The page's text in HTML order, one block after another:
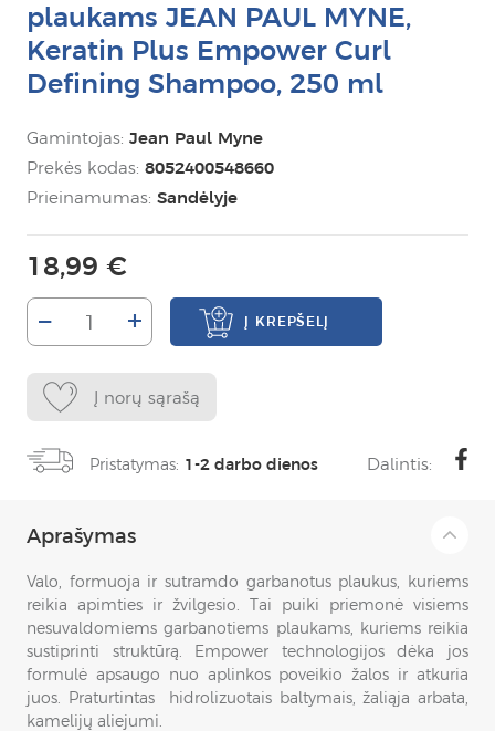
plaukams JEAN PAUL MYNE,
Keratin Plus Empower Curl
Defining Shampoo, 250 ml
Gamintojas: Jean Paul Myne
Prekės kodas: 8052400548660
Prieinamumas: Sandėlyje
18,99 €
– + Į KREPŠELĮ
Į norų sąrašą
Pristatymas: 1-2 darbo dienos Dalintis:
Aprašymas
Valo, formuoja ir sutramdo garbanotus plaukus, kuriems
reikia apimties ir žvilgesio. Tai puiki priemonė visiems
nesuvaldomiems garbanotiems plaukams, kuriems reikia
sustiprinti struktūrą. Empower technologijos dėka jos
formulė apsaugo nuo aplinkos poveikio žalos ir atkuria
juos. Praturtintas hidrolizuotais baltymais, žaliąja arbata,
kamelijų aliejumi.